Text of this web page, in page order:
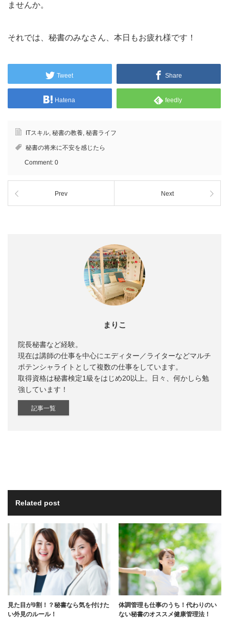
ませんか。
それでは、秘書のみなさん、本日もお疲れ様です！
Tweet Share
Hatena feedly
ITスキル, 秘書の教養, 秘書ライフ
秘書の将来に不安を感じたら
Comment: 0
Prev Next
まりこ
院長秘書など経験。
現在は講師の仕事を中心にエディター／ライターなどマルチ
ポテンシャライトとして複数の仕事をしています。
取得資格は秘書検定1級をはじめ20以上。日々、何かしら勉
強しています！
記事一覧
Related post
見た目が9割！？秘書なら気を付けた
い外見のルール！
体調管理も仕事のうち！代わりのい
ない秘書のオススメ健康管理法！